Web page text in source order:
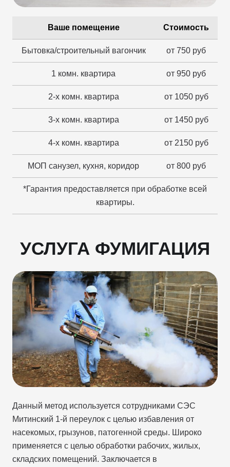
Ваше помещение Стоимость
Бытовка/строительный вагончик от 750 руб
1 комн. квартира от 950 руб
2-х комн. квартира от 1050 руб
3-х комн. квартира от 1450 руб
4-х комн. квартира от 2150 руб
МОП санузел, кухня, коридор от 800 руб
*Гарантия предоставляется при обработке всей
квартиры.
УСЛУГА ФУМИГАЦИЯ
Данный метод используется сотрудниками СЭС
Митинский 1-й переулок с целью избавления от
насекомых, грызунов, патогенной среды. Широко
применяется с целью обработки рабочих, жилых,
складских помещений. Заключается в